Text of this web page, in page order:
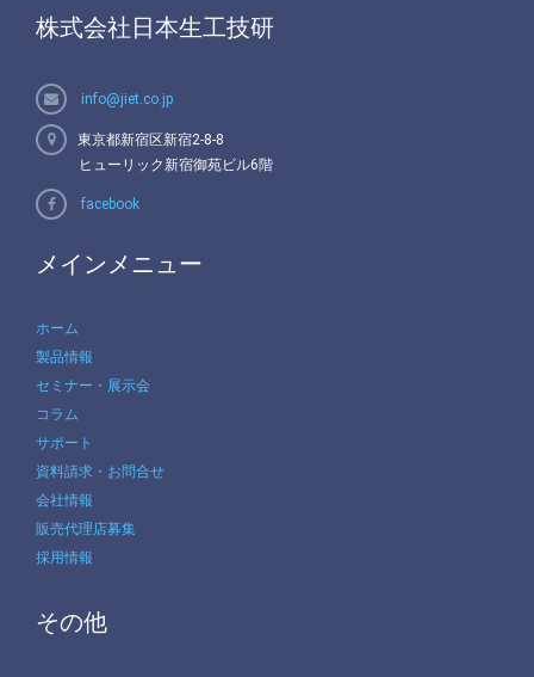
株式会社日本生工技研
info@jiet.co.jp
東京都新宿区新宿2-8-8
ヒューリック新宿御苑ビル6階
facebook
メインメニュー
ホーム
製品情報
セミナー・展示会
コラム
サポート
資料請求・お問合せ
会社情報
販売代理店募集
採用情報
その他